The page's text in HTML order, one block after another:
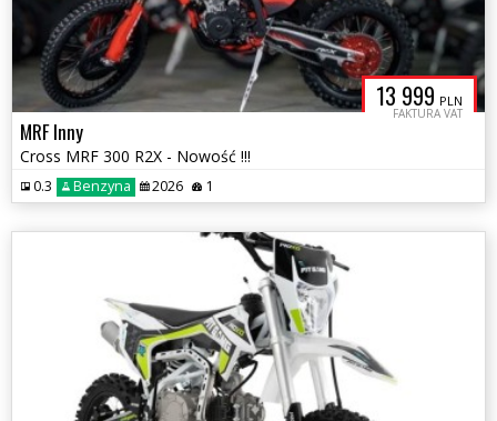
13 999 PLN
FAKTURA VAT
MRF Inny
Cross MRF 300 R2X - Nowość !!!
0.3 Benzyna 2026 1